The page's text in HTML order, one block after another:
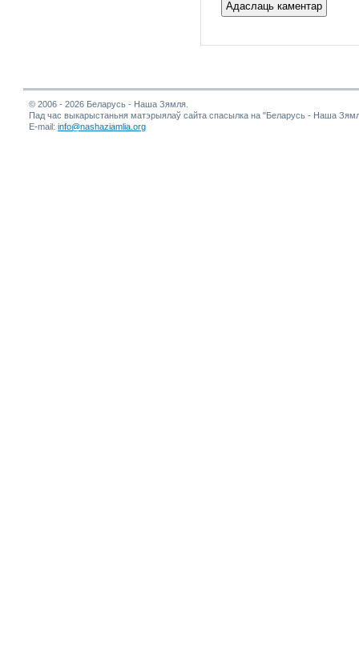
© 2006 - 2026 Беларусь - Наша Зямля.
Пад час выкарыстаньня матэрыялаў сайта спасылка на "Беларусь - Наша
E-mail: info@nashaziamlia.org